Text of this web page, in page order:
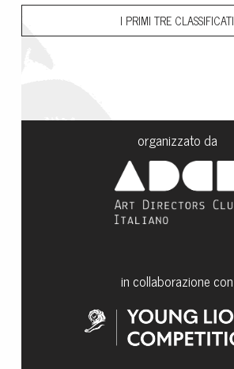
I PRIMI TRE CLASSIFICATI
organizzato da
in collaborazione con